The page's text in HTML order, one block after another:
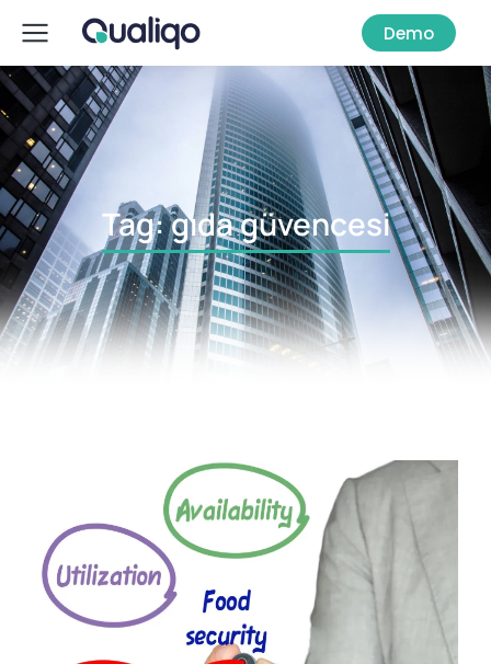
Demo
Tag: gıda güvencesi